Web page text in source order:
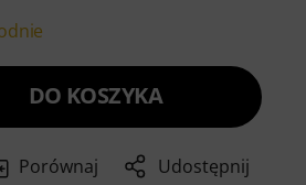
DO KOSZYKA
Porównaj Udostępnij